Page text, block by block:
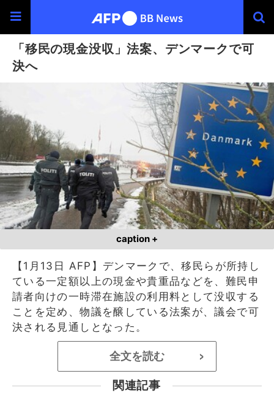
「移民の現金没収」法案、デンマークで可
決へ
caption +
【1月13日 AFP】デンマークで、移民らが所持し
ている一定額以上の現金や貴重品などを、難民申
請者向けの一時滞在施設の利用料として没収する
ことを定め、物議を醸している法案が、議会で可
決される見通しとなった。
全文を読む >
関連記事